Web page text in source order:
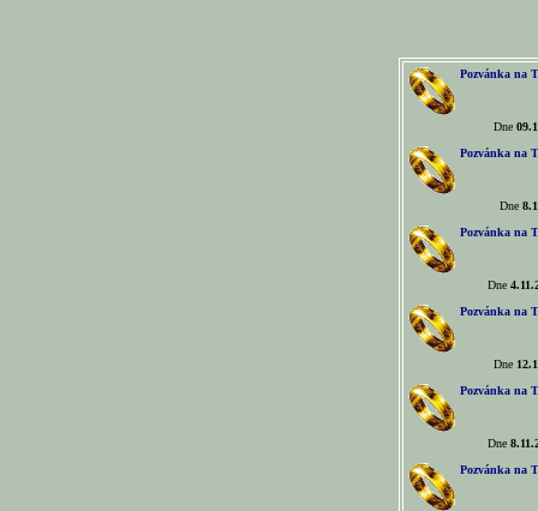
Pozvánka na
Dne
Pozvánka na
Dne
Pozvánka na
Dne
Pozvánka na
Dne
Pozvánka na
Dne
Pozvánka na